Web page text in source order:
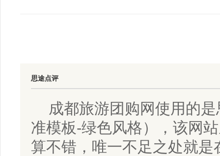
思途点评
成都旅游团购网使用的是
准模板-绿色风格），该网
算不错，唯一不足之处就